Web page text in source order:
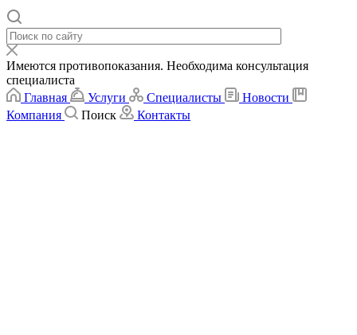
Имеются противопоказания. Необходима консультация
специалиста
Главная
Услуги Специалисты
Новости
Компания
Поиск Контакты